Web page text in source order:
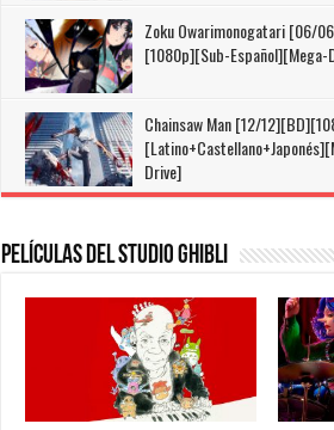
Zoku Owarimonogatari [06/
[1080p][Sub-Español][Mega-
Chainsaw Man [12/
Drive]
Películas del Studio Ghibli